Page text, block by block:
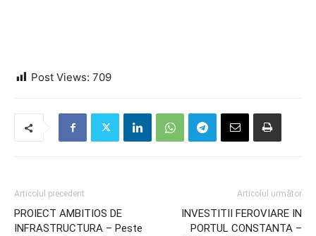
Post Views: 709
Articolul precedent
PROIECT AMBITIOS DE
INFRASTRUCTURA – Peste
Articolul următor
INVESTITII FEROVIARE IN
PORTUL CONSTANTA –